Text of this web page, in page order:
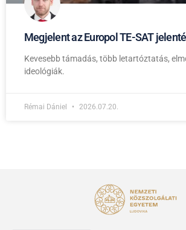
Megjelent az Europol TE-SAT
Kevesebb támadás, több letartóztatás,
ideológiák.
Rémai Dániel 2026.07.20.